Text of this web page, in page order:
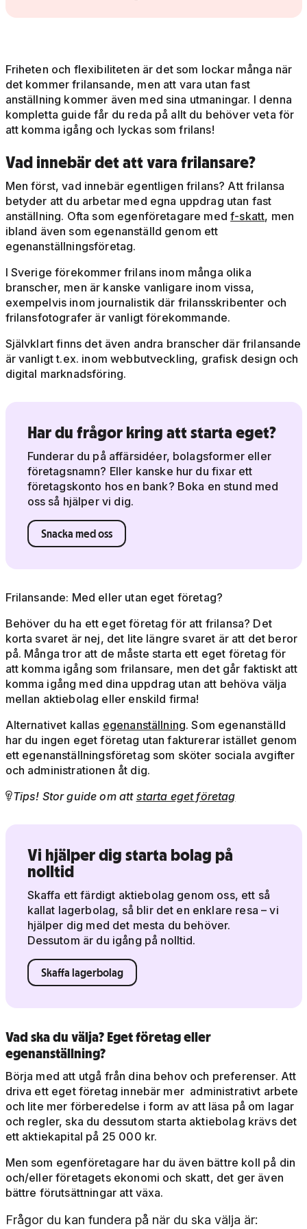
Friheten och flexibiliteten är det som lockar många när
det kommer frilansande, men att vara utan fast
anställning kommer även med sina utmaningar. I denna
kompletta guide får du reda på allt du behöver veta för
att komma igång och lyckas som frilans!
Vad innebär det att vara frilansare?
Men först, vad innebär egentligen frilans? Att frilansa
betyder att du arbetar med egna uppdrag utan fast
anställning. Ofta som egenföretagare medf-skatt, men
ibland även som egenanställd genom ett
egenanställningsföretag.
I Sverige förekommer frilans inom många olika
branscher, men är kanske vanligare inom vissa,
exempelvis inom journalistik där frilansskribenter och
frilansfotografer är vanligt förekommande.
Självklart finns det även andra branscher där frilansande
är vanligt t.ex. inom webbutveckling, grafisk design och
digital marknadsföring.
Har du frågor kring att starta eget?
Funderar du på affärsidéer, bolagsformer eller
företagsnamn? Eller kanske hur du fixar ett
företagskonto hos en bank? Boka en stund med
oss så hjälper vi dig.
Snacka med oss
Frilansande: Med eller utan eget företag?
Behöver du ha ett eget företag för att frilansa? Det
korta svaret är nej, det lite längre svaret är att det beror
på. Många tror att de måste starta ett eget företag för
att komma igång som frilansare, men det går faktiskt att
komma igång med dina uppdrag utan att behöva välja
mellan aktiebolag eller enskild firma!
Alternativet kallas egenanställning. Som egenanställd
har du ingen eget företag utan fakturerar istället genom
ett egenanställningsföretag som sköter sociala avgifter
och administrationen åt dig.
Tips! Stor guide om att starta eget företag
Vi hjälper dig starta bolag på
nolltid
Skaffa ett färdigt aktiebolag genom oss, ett så
kallat lagerbolag, så blir det en enklare resa – vi
hjälper dig med det mesta du behöver.
Dessutom är du igång på nolltid.
Skaffa lagerbolag
Vad ska du välja? Eget företag eller
egenanställning?
Börja med att utgå från dina behov och preferenser. Att
driva ett eget företag innebär mer administrativt arbete
och lite mer förberedelse i form av att läsa på om lagar
och regler, ska du dessutom starta aktiebolag krävs det
ett aktiekapital på 25 000 kr.
Men som egenföretagare har du även bättre koll på din
och/eller företagets ekonomi och skatt, det ger även
bättre förutsättningar att växa.
Frågor du kan fundera på när du ska välja är: